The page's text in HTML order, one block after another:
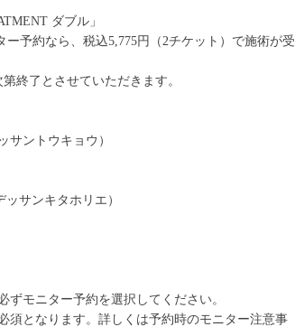
ダブル」
予約なら、税込5,775円（2チケット）で施術が受
終了とさせていただきます。
サントウキョウ）
サンキタホリエ）
モニター予約を選択してください。
須となります。詳しくは予約時のモニター注意事